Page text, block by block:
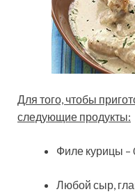
Для того, чтобы
следующие продукты:
Филе курицы –
Любой сыр,